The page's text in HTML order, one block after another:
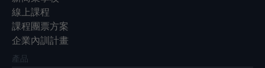
線上課程
課程團票方案
企業內訓計畫
產品